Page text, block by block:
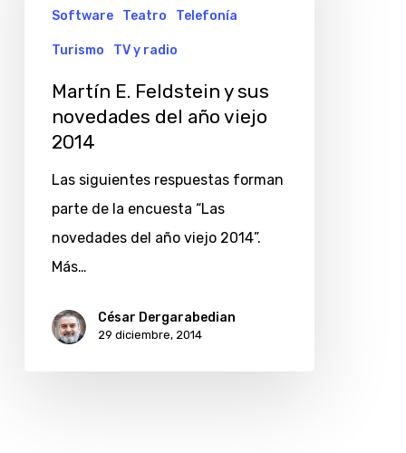
2014
Software Teatro Telefonía
Turismo TV y radio
Martín E. Feldstein y sus
novedades del año viejo
2014
Las siguientes respuestas forman
parte de la encuesta “Las
novedades del año viejo 2014”.
Más…
César Dergarabedian
29 diciembre, 2014